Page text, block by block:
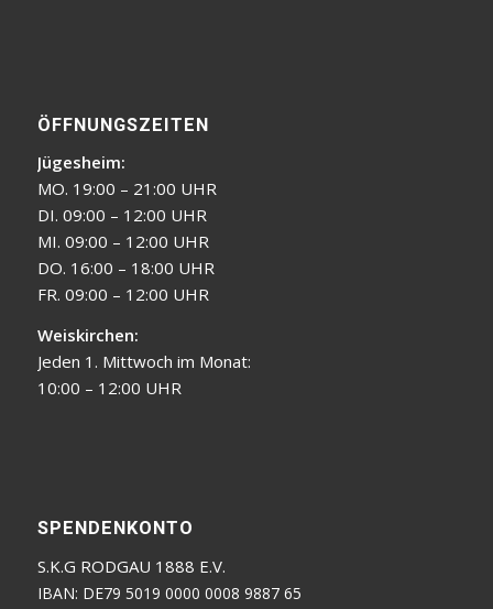
ÖFFNUNGSZEITEN
Jügesheim:
MO. 19:00 – 21:00 UHR
DI. 09:00 – 12:00 UHR
MI. 09:00 – 12:00 UHR
DO. 16:00 – 18:00 UHR
FR. 09:00 – 12:00 UHR
Weiskirchen:
Jeden 1. Mittwoch im Monat:
10:00 – 12:00 UHR
SPENDENKONTO
S.K.G RODGAU 1888 E.V.
IBAN: DE79 5019 0000 0008 9887 65